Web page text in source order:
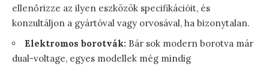
ellenőrizze az ilyen eszközök specifikációit, és
konzultáljon a gyártóval vagy orvosával, ha bizonytalan.
Elektromos borotvák: Bár sok modern borotva már
dual-voltage, egyes modellek még mindig